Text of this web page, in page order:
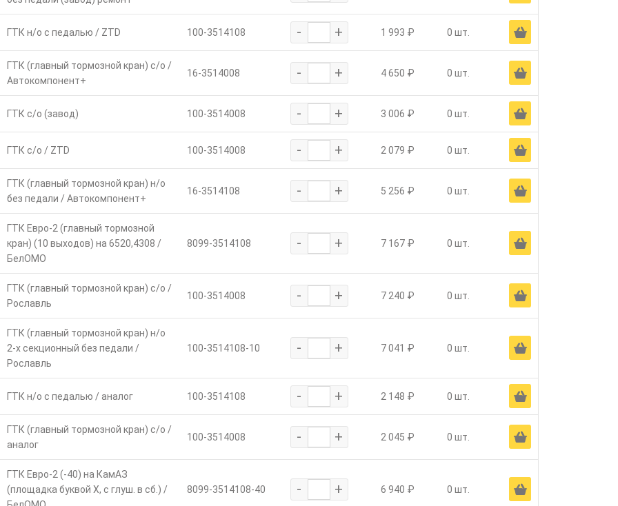
ГТК н/о с педалью / ZTD 100-3514108 - + 1 993 ₽ 0 шт. Ä
ГТК (главный тормозной кран) с/о /
Автокомпонент+
16-3514008 - + 4 650 ₽ 0 шт. Ä
ГТК с/о (завод) 100-3514008 - + 3 006 ₽ 0 шт. Ä
ГТК с/о / ZTD 100-3514008 - + 2 079 ₽ 0 шт. Ä
ГТК (главный тормозной кран) н/о
без педали / Автокомпонент+
16-3514108 - + 5 256 ₽ 0 шт. Ä
ГТК Евро-2 (главный тормозной
кран) (10 выходов) на 6520,4308 /
БелОМО
8099-3514108 - + 7 167 ₽ 0 шт. Ä
ГТК (главный тормозной кран) с/о /
Рославль
100-3514008 - + 7 240 ₽ 0 шт. Ä
ГТК (главный тормозной кран) н/о
2-х секционный без педали /
Рославль
100-3514108-10 - + 7 041 ₽ 0 шт. Ä
ГТК н/о с педалью / аналог 100-3514108 - + 2 148 ₽ 0 шт. Ä
ГТК (главный тормозной кран) с/о /
аналог
100-3514008 - + 2 045 ₽ 0 шт. Ä
ГТК Евро-2 (-40) на КамАЗ
(площадка буквой Х, с глуш. в сб.) /
8099-3514108-40 - + 6 940 ₽ 0 шт. Ä